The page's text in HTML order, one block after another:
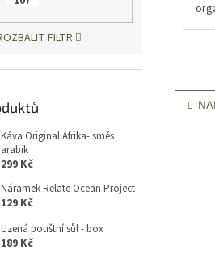
FILTR
Káva Original Afrika- směs
arabik
299 Kč
Náramek Relate Ocean Project
129 Kč
Uzená pouštní sůl - box
189 Kč